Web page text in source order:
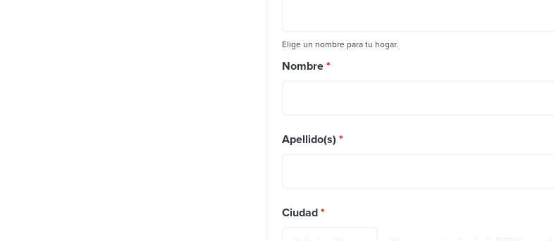
Elige un nombre para tu hogar.
Nombre*
Apellido(s)*
Ciudad*